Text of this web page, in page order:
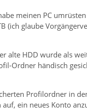
meinen PC
(ich glaube
alte HDD wurde als
Ordner händisch
Profilordner in
ein neues Konto